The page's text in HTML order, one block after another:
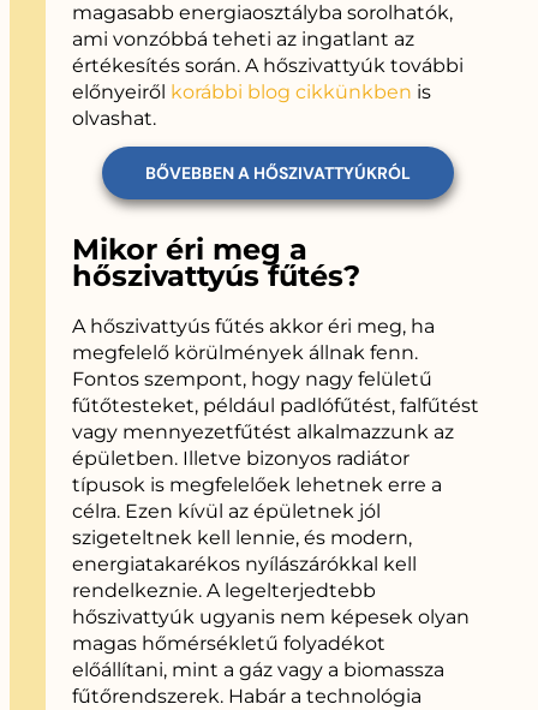
magasabb energiaosztályba sorolhatók,
ami vonzóbbá teheti az ingatlant az
értékesítés során. A hőszivattyúk további
előnyeiről korábbi blog cikkünkben is
olvashat.
BŐVEBBEN A HŐSZIVATTYÚKRÓL
Mikor éri meg a
hőszivattyús fűtés?
A hőszivattyús fűtés akkor éri meg, ha
megfelelő körülmények állnak fenn.
Fontos szempont, hogy nagy felületű
fűtőtesteket, például padlófűtést, falfűtést
vagy mennyezetfűtést alkalmazzunk az
épületben. Illetve bizonyos radiátor
típusok is megfelelőek lehetnek erre a
célra. Ezen kívül az épületnek jól
szigeteltnek kell lennie, és modern,
energiatakarékos nyílászárókkal kell
rendelkeznie. A legelterjedtebb
hőszivattyúk ugyanis nem képesek olyan
magas hőmérsékletű folyadékot
előállítani, mint a gáz vagy a biomassza
fűtőrendszerek. Habár a technológia